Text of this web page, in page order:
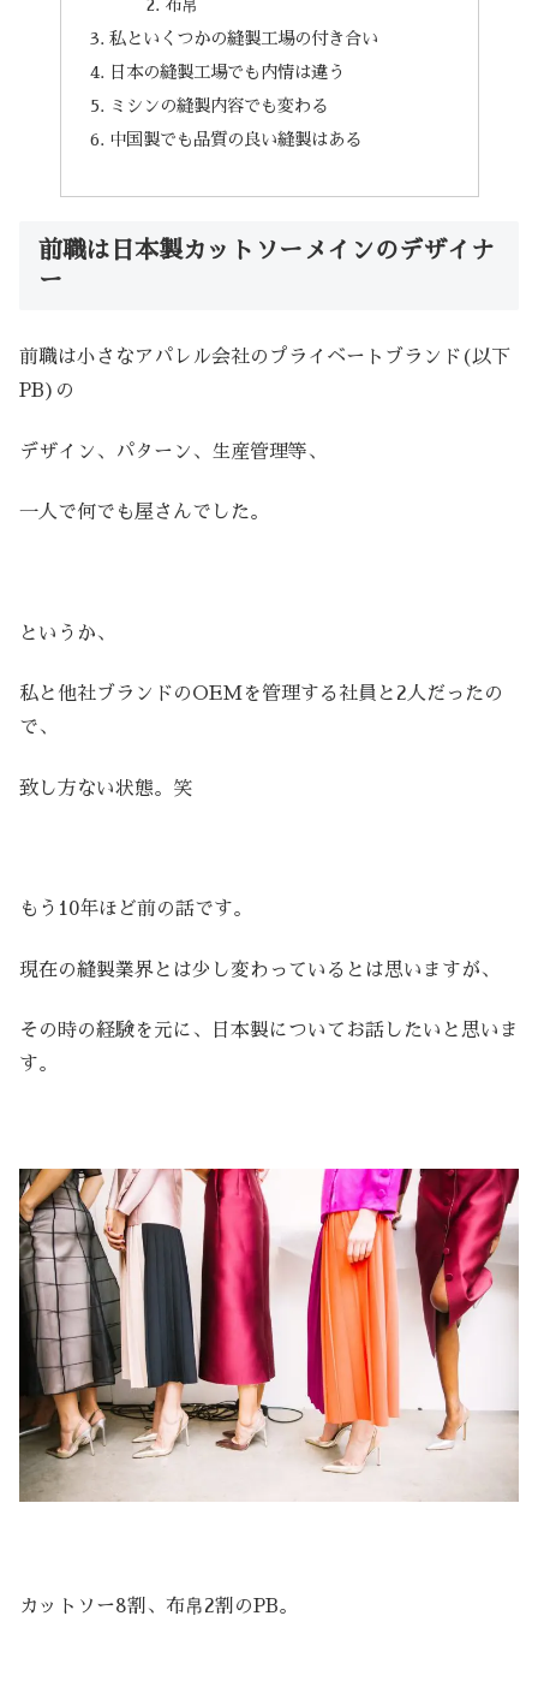
布帛
私といくつかの縫製工場の付き合い
日本の縫製工場でも内情は違う
ミシンの縫製内容でも変わる
中国製でも品質の良い縫製はある
前職は日本製カットソーメインのデザイナ
ー
前職は小さなアパレル会社のプライベートブランド(以下
PB)の
デザイン、パターン、生産管理等、
一人で何でも屋さんでした。
というか、
私と他社ブランドのOEMを管理する社員と2人だったの
で、
致し方ない状態。笑
もう10年ほど前の話です。
現在の縫製業界とは少し変わっているとは思いますが、
その時の経験を元に、日本製についてお話したいと思いま
す。
カットソー8割、布帛2割のPB。